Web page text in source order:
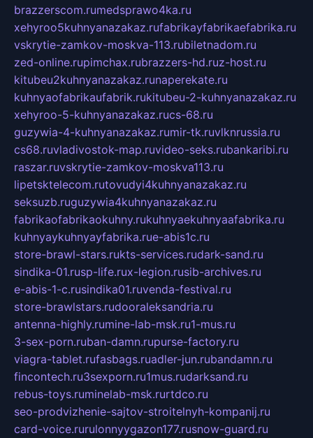
brazzerscom.rumedsprawo4ka.ru
xehyroo5kuhnyanazakaz.rufabrikayfabrikaefabrika.ru
vskrytie-zamkov-moskva-113.rubiletnadom.ru
zed-online.rupimchax.rubrazzers-hd.ruz-host.ru
kitubeu2kuhnyanazakaz.runaperekate.ru
kuhnyaofabrikaufabrik.rukitubeu-2-kuhnyanazakaz.ru
xehyroo-5-kuhnyanazakaz.rucs-68.ru
guzywia-4-kuhnyanazakaz.rumir-tk.ruvlknrussia.ru
cs68.ruvladivostok-map.ruvideo-seks.rubankaribi.ru
raszar.ruvskrytie-zamkov-moskva113.ru
lipetsktelecom.rutovudyi4kuhnyanazakaz.ru
seksuzb.ruguzywia4kuhnyanazakaz.ru
fabrikaofabrikaokuhny.rukuhnyaekuhnyaafabrika.ru
kuhnyaykuhnyayfabrika.rue-abis1c.ru
store-brawl-stars.rukts-services.rudark-sand.ru
sindika-01.rusp-life.rux-legion.rusib-archives.ru
e-abis-1-c.rusindika01.ruvenda-festival.ru
store-brawlstars.rudooraleksandria.ru
antenna-highly.rumine-lab-msk.ru1-mus.ru
3-sex-porn.ruban-damn.rupurse-factory.ru
viagra-tablet.rufasbags.ruadler-jun.rubandamn.ru
fincontech.ru3sexporn.ru1mus.rudarksand.ru
rebus-toys.ruminelab-msk.rurtdco.ru
seo-prodvizhenie-sajtov-stroitelnyh-kompanij.ru
card-voice.rurulonnyygazon177.rusnow-guard.ru